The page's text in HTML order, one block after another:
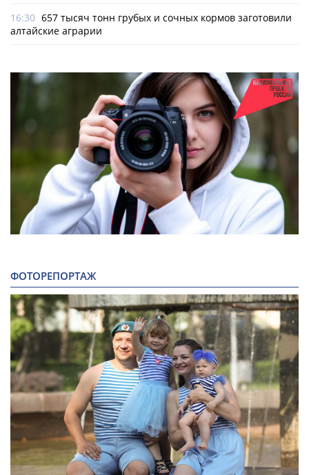
16:30 657 тысяч тонн грубых и сочных кормов заготовили
алтайские аграрии
ФОТОРЕПОРТАЖ